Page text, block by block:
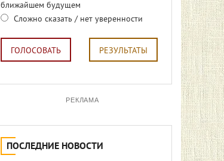
ближайшем будущем
Сложно сказать / нет уверенности
ГОЛОСОВАТЬ РЕЗУЛЬТАТЫ
РЕКЛАМА
ПОСЛЕДНИЕ НОВОСТИ